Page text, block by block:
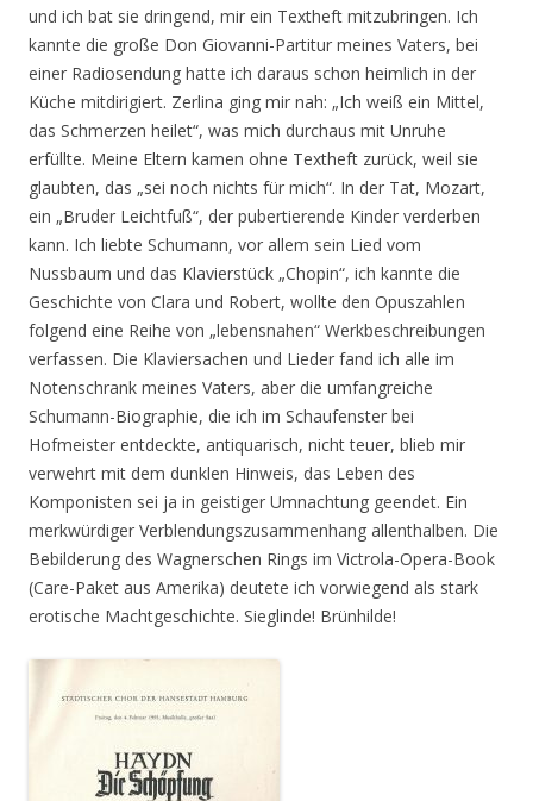
und ich bat sie dringend, mir ein Textheft mitzubringen. Ich
kannte die große Don Giovanni-Partitur meines Vaters, bei
einer Radiosendung hatte ich daraus schon heimlich in der
Küche mitdirigiert. Zerlina ging mir nah: „Ich weiß ein Mittel,
das Schmerzen heilet“, was mich durchaus mit Unruhe
erfüllte. Meine Eltern kamen ohne Textheft zurück, weil sie
glaubten, das „sei noch nichts für mich“. In der Tat, Mozart,
ein „Bruder Leichtfuß“, der pubertierende Kinder verderben
kann. Ich liebte Schumann, vor allem sein Lied vom
Nussbaum und das Klavierstück „Chopin“, ich kannte die
Geschichte von Clara und Robert, wollte den Opuszahlen
folgend eine Reihe von „lebensnahen“ Werkbeschreibungen
verfassen. Die Klaviersachen und Lieder fand ich alle im
Notenschrank meines Vaters, aber die umfangreiche
Schumann-Biographie, die ich im Schaufenster bei
Hofmeister entdeckte, antiquarisch, nicht teuer, blieb mir
verwehrt mit dem dunklen Hinweis, das Leben des
Komponisten sei ja in geistiger Umnachtung geendet. Ein
merkwürdiger Verblendungszusammenhang allenthalben. Die
Bebilderung des Wagnerschen Rings im Victrola-Opera-Book
(Care-Paket aus Amerika) deutete ich vorwiegend als stark
erotische Machtgeschichte. Sieglinde! Brünhilde!